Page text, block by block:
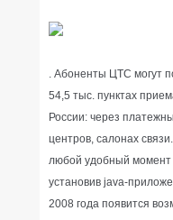
. Абоненты ЦТС могут
54,5 тыс. пунктах
России: через
центров, салонах
любой удобный
установив java-
2008 года появится